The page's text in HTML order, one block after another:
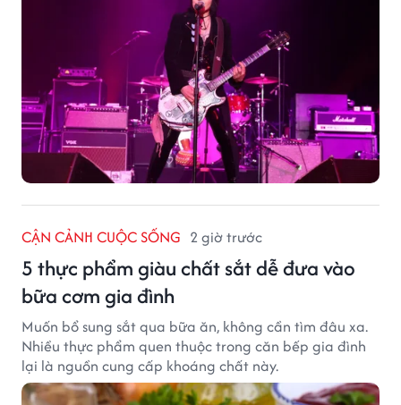
CẬN CẢNH CUỘC SỐNG 2 giờ trước
5 thực phẩm giàu chất sắt dễ đưa vào
bữa cơm gia đình
Muốn bổ sung sắt qua bữa ăn, không cần tìm đâu xa.
Nhiều thực phẩm quen thuộc trong căn bếp gia đình
lại là nguồn cung cấp khoáng chất này.